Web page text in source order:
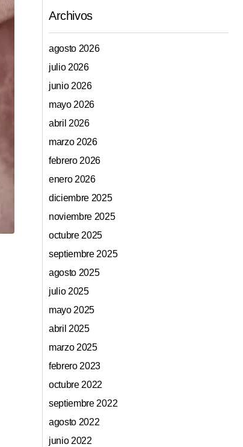
Archivos
agosto 2026
julio 2026
junio 2026
mayo 2026
abril 2026
marzo 2026
febrero 2026
enero 2026
diciembre 2025
noviembre 2025
octubre 2025
septiembre 2025
agosto 2025
julio 2025
mayo 2025
abril 2025
marzo 2025
febrero 2023
octubre 2022
septiembre 2022
agosto 2022
junio 2022